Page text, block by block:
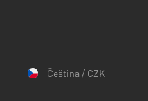
Čeština / CZK